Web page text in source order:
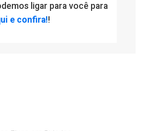
ligar para você para
e confira!!